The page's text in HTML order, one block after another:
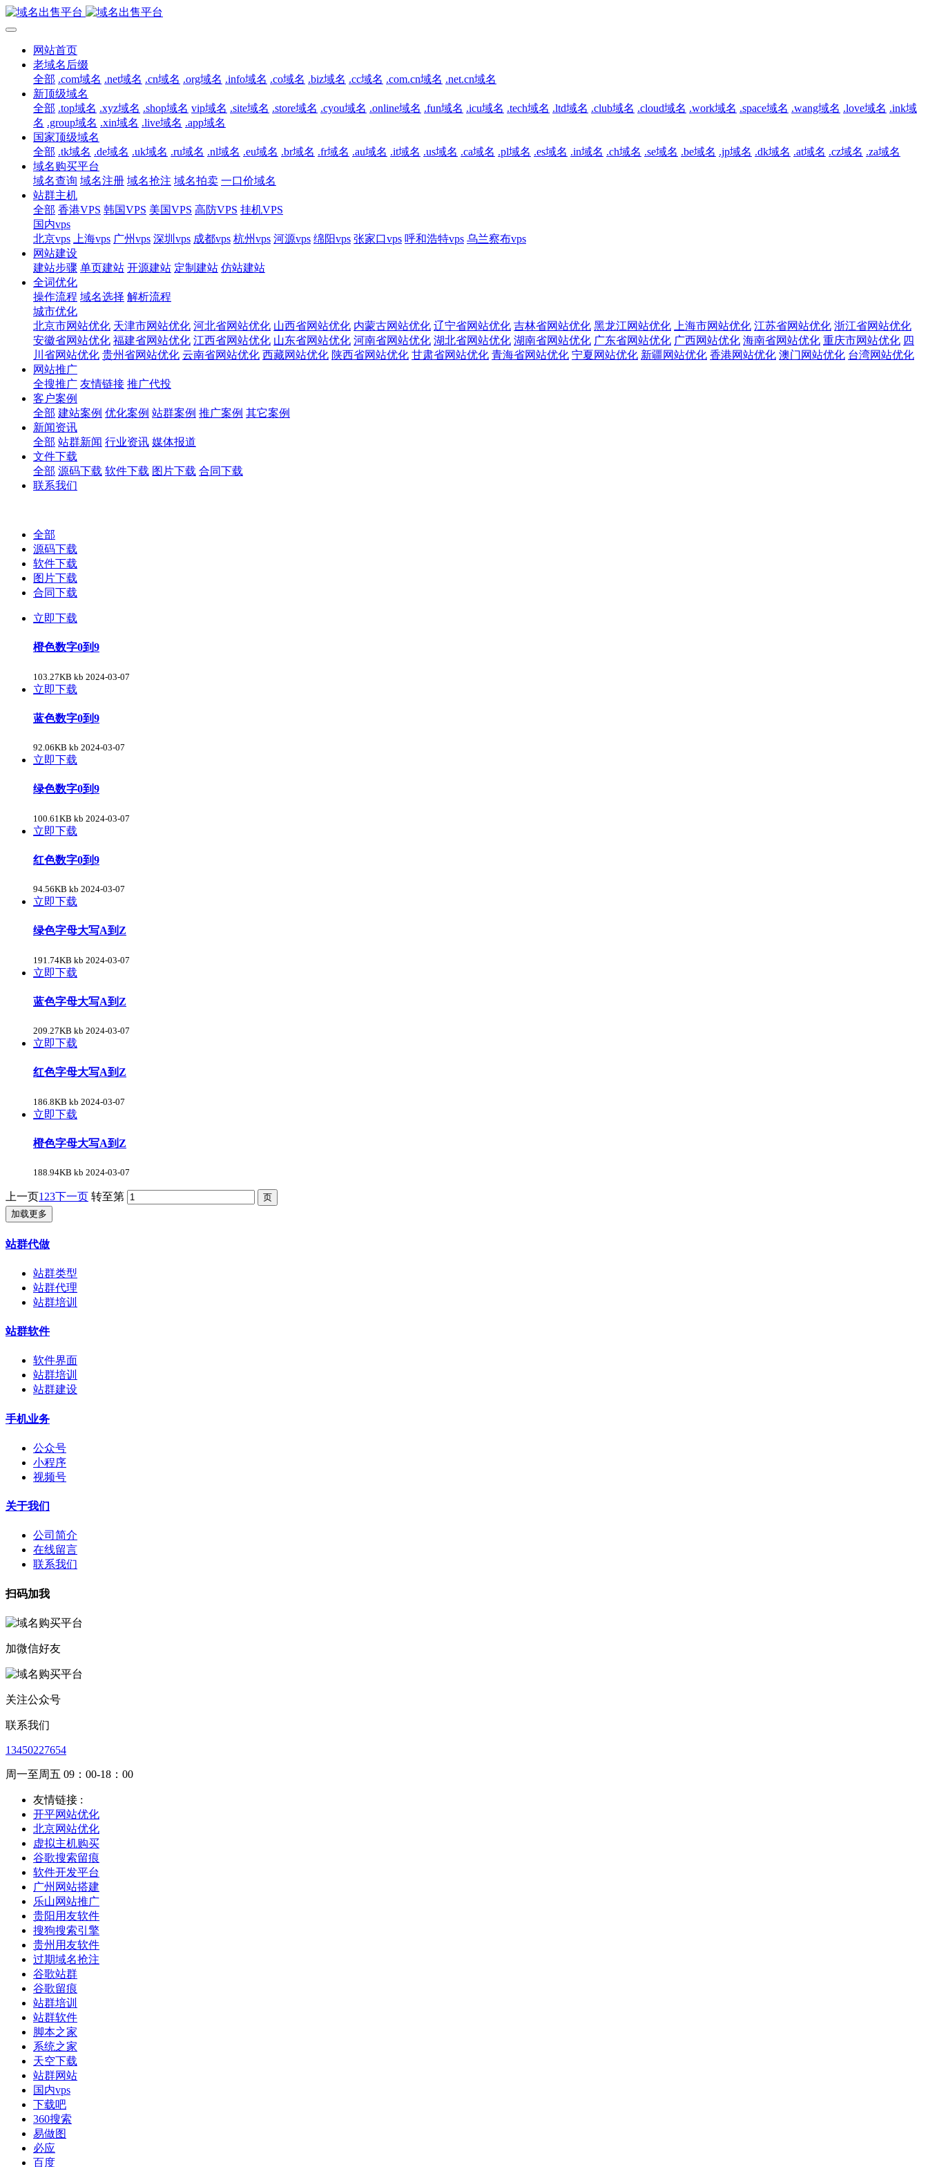
网站首页
老域名后缀
全部 .com域名 .net域名 .cn域名 .org域名 .info域名 .co域名 .biz域名 .cc域名 .com.cn域名 .net.cn域名
新顶级域名
全部 .top域名 .xyz域名 .shop域名 vip域名 .site域名 .store域名 .cyou域名 .online域名 .fun域名 .icu域名 .tech域名 .ltd域名 .club域名 .cloud域名 .work域名 .space域名 .wang域名 .love域名 .ink域
名 .group域名 .xin域名 .live域名 .app域名
国家顶级域名
全部 .tk域名 .de域名 .uk域名 .ru域名 .nl域名 .eu域名 .br域名 .fr域名 .au域名 .it域名 .us域名 .ca域名 .pl域名 .es域名 .in域名 .ch域名 .se域名 .be域名 .jp域名 .dk域名 .at域名 .cz域名 .za域名
域名购买平台
域名查询 域名注册 域名抢注 域名拍卖 一口价域名
站群主机
全部 香港VPS 韩国VPS 美国VPS 高防VPS 挂机VPS
国内vps
北京vps
上海vps 广州vps 深圳vps 成都vps 杭州vps 河源vps 绵阳vps 张家口vps 呼和浩特vps 乌兰察布vps
网站建设
建站步骤 单页建站 开源建站 定制建站 仿站建站
全词优化
操作流程 域名选择 解析流程
城市优化
北京市网站优化 天津市网站优化 河北省网站优化 山西省网站优化 内蒙古网站优化 辽宁省网站优化 吉林省网站优化 黑龙江网站优化 上海市网站优化 江苏省网站优化 浙江省网站优化
安徽省网站优化 福建省网站优化 江西省网站优化 山东省网站优化 河南省网站优化 湖北省网站优化 湖南省网站优化 广东省网站优化 广西网站优化 海南省网站优化 重庆市网站优化 四
川省网站优化 贵州省网站优化 云南省网站优化 西藏网站优化 陕西省网站优化 甘肃省网站优化 青海省网站优化 宁夏网站优化 新疆网站优化 香港网站优化 澳门网站优化 台湾网站优化
网站推广
全搜推广 友情链接 推广代投
客户案例
全部 建站案例 优化案例 站群案例 推广案例 其它案例
新闻资讯
全部 站群新闻 行业资讯 媒体报道
文件下载
全部 源码下载 软件下载 图片下载 合同下载
联系我们
全部
源码下载
软件下载
图片下载
合同下载
立即下载
橙色数字0到9
103.27KB kb 2024-03-07
立即下载
蓝色数字0到9
92.06KB kb 2024-03-07
立即下载
绿色数字0到9
100.61KB kb 2024-03-07
立即下载
红色数字0到9
94.56KB kb 2024-03-07
立即下载
绿色字母大写A到Z
191.74KB kb 2024-03-07
立即下载
蓝色字母大写A到Z
209.27KB kb 2024-03-07
立即下载
红色字母大写A到Z
186.8KB kb 2024-03-07
立即下载
橙色字母大写A到Z
188.94KB kb 2024-03-07
上一页1 23下一页 转至第
加载更多
站群代做
站群类型
站群代理
站群培训
站群软件
软件界面
站群培训
站群建设
手机业务
公众号
小程序
视频号
关于我们
公司简介
在线留言
联系我们
扫码加我
加微信好友
关注公众号
联系我们
13450227654
周一至周五 09：00-18：00
友情链接 :
开平网站优化
北京网站优化
虚拟主机购买
谷歌搜索留痕
软件开发平台
广州网站搭建
乐山网站推广
贵阳用友软件
搜狗搜索引擎
贵州用友软件
过期域名抢注
谷歌站群
谷歌留痕
站群培训
站群软件
脚本之家
系统之家
天空下载
站群网站
国内vps
下载吧
360搜索
易做图
必应
百度